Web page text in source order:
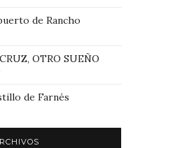
de Rancho
OTRO SUEÑO
de Farnés